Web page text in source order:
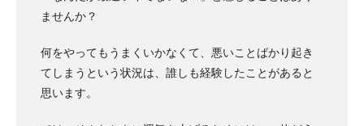
ませんか？
何をやってもうまくいかなくて、悪いことばかり起き
てしまうという状況は、誰しも経験したことがあると
思います。